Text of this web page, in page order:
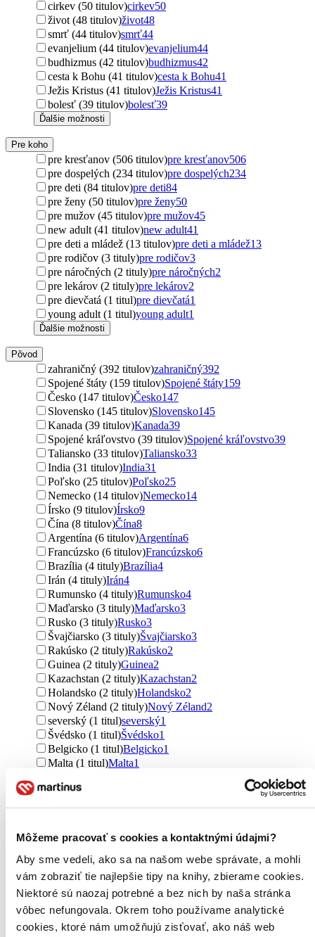
Môžeme pracovať s cookies a kontaktnými údajmi?
Aby sme vedeli, ako sa na našom webe správate, a mohli
vám zobraziť tie najlepšie tipy na knihy, zbierame cookies.
Niektoré sú naozaj potrebné a bez nich by naša stránka
vôbec nefungovala. Okrem toho používame analytické
cookies, ktoré nám umožňujú zisťovať, ako náš web
cirkev (50 titulov)cirkev50
život (48 titulov)život48
smrť (44 titulov)smrť44
evanjelium (44 titulov)evanjelium44
budhizmus (42 titulov)budhizmus42
cesta k Bohu (41 titulov)cesta k Bohu41
Ježis Kristus (41 titulov)Ježis Kristus41
bolesť (39 titulov)bolesť39
Ďalšie možnosti
Pre koho
pre kresťanov (506 titulov)pre kresťanov506
pre dospelých (234 titulov)pre dospelých234
pre deti (84 titulov)pre deti84
pre ženy (50 titulov)pre ženy50
pre mužov (45 titulov)pre mužov45
new adult (41 titulov)new adult41
pre deti a mládež (13 titulov)pre deti a mládež13
pre rodičov (3 tituly)pre rodičov3
pre náročných (2 tituly)pre náročných2
pre lekárov (2 tituly)pre lekárov2
pre dievčatá (1 titul)pre dievčatá1
young adult (1 titul)young adult1
Ďalšie možnosti
Pôvod
zahraničný (392 titulov)zahraničný392
Spojené štáty (159 titulov)Spojené štáty159
Česko (147 titulov)Česko147
Slovensko (145 titulov)Slovensko145
Kanada (39 titulov)Kanada39
Spojené kráľovstvo (39 titulov)Spojené kráľovstvo39
Taliansko (33 titulov)Taliansko33
India (31 titulov)India31
Poľsko (25 titulov)Poľsko25
Nemecko (14 titulov)Nemecko14
Írsko (9 titulov)Írsko9
Čína (8 titulov)Čína8
Argentína (6 titulov)Argentína6
Francúzsko (6 titulov)Francúzsko6
Brazília (4 tituly)Brazília4
Irán (4 tituly)Irán4
Rumunsko (4 tituly)Rumunsko4
Maďarsko (3 tituly)Maďarsko3
Rusko (3 tituly)Rusko3
Švajčiarsko (3 tituly)Švajčiarsko3
Rakúsko (2 tituly)Rakúsko2
Guinea (2 tituly)Guinea2
Kazachstan (2 tituly)Kazachstan2
Holandsko (2 tituly)Holandsko2
Nový Zéland (2 tituly)Nový Zéland2
severský (1 titul)severský1
Švédsko (1 titul)Švédsko1
Belgicko (1 titul)Belgicko1
Malta (1 titul)Malta1
Ďalšie možnosti
William Paul Young (44 titulov) William Paul Young
John Eldredge (43 titulov)
John Eldredge
Neale Donald Walsch (33 titulov)Neale Donald Walsch33
C.S. Lewis (31 titulov)C.S. Lewis31
Hermann Hesse (23 titulov)
Hermann Hesse23
Vojtěch Kodet (17 titulov)
Vojtěch Kodet
Jorge Mario Bergoglio (17 titulov)Jorge Mario
Bergoglio17